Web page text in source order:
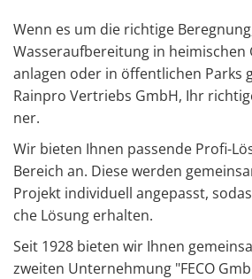
Wenn es um die rich­ti­ge
Was­ser­auf­be­rei­tung in
an­la­gen oder in öf­fent­li­chen Parks
Rain­pro Ver­triebs GmbH, Ihr
ner.
Wir bie­ten Ihnen pas­sen­de Pro­fi-
Be­reich an. Diese wer­den
Pro­jekt in­di­vi­du­ell an­ge­passt,
che Lö­sung er­hal­ten.
Seit 1928 bie­ten wir Ihnen
zwei­ten Un­ter­neh­mung "FECO